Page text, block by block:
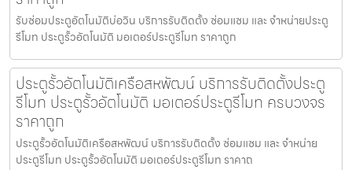
รับซ่อมประตูอัตโนมัติบ่อวิน บริการรับติดตั้ง ซ่อมแซม และ จำหน่ายประตู
รีโมท ประตูรั้วอัตโนมัติ มอเตอร์ประตูรีโมท ราคาถูก
ประตูรั้วอัตโนมัติเครือสหพัฒน์ บริการรับติดตั้งประตู
รีโมท ประตูรั้วอัตโนมัติ มอเตอร์ประตูรีโมท ครบวงจร
ราคาถูก
ประตูรั้วอัตโนมัติเครือสหพัฒน์ บริการรับติดตั้ง ซ่อมแซม และ จำหน่าย
ประตูรีโมท ประตูรั้วอัตโนมัติ มอเตอร์ประตูรีโมท ราคาถ